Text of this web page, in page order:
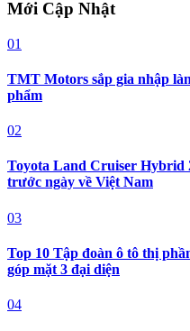
Mới Cập Nhật
01
TMT Motors sắp gia nhập
phẩm
02
Toyota Land Cruiser Hybrid
trước ngày về Việt Nam
03
Top 10 Tập đoàn ô tô thị
góp mặt 3 đại diện
04